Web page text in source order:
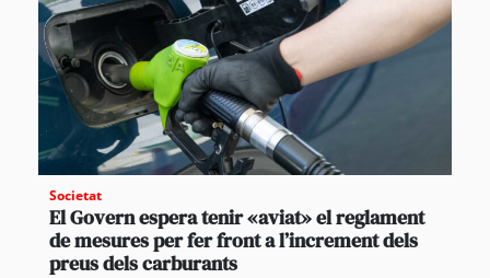
Societat
El Govern espera tenir «aviat» el reglament
de mesures per fer front a l’increment dels
preus dels carburants